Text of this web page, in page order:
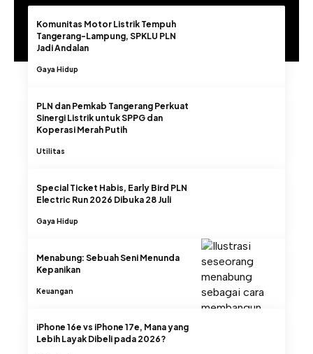
Komunitas Motor Listrik Tempuh
Tangerang-Lampung, SPKLU PLN
Jadi Andalan
Gaya Hidup
PLN dan Pemkab Tangerang Perkuat
Sinergi Listrik untuk SPPG dan
Koperasi Merah Putih
Utilitas
Special Ticket Habis, Early Bird PLN
Electric Run 2026 Dibuka 28 Juli
Gaya Hidup
Menabung: Sebuah Seni Menunda
Kepanikan
Keuangan
iPhone 16e vs iPhone 17e, Mana yang
Lebih Layak Dibeli pada 2026?